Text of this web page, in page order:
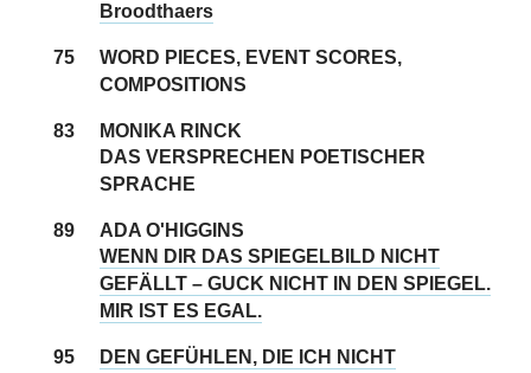
Broodthaers
75
WORD PIECES, EVENT SCORES,
COMPOSITIONS
83
MONIKA RINCK
DAS VERSPRECHEN POETISCHER
SPRACHE
89
ADA O'HIGGINS
WENN DIR DAS SPIEGELBILD NICHT
GEFÄLLT – GUCK NICHT IN DEN SPIEGEL.
MIR IST ES EGAL.
95
DEN GEFÜHLEN, DIE ICH NICHT